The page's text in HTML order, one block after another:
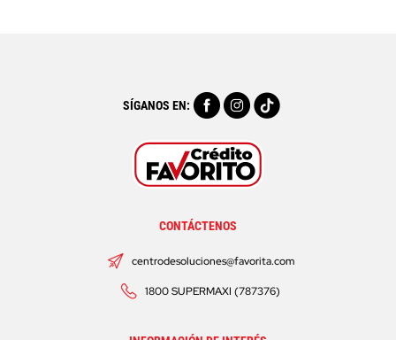
SÍGANOS EN:
CONTÁCTENOS
centrodesoluciones@favorita.com
1800 SUPERMAXI (787376)